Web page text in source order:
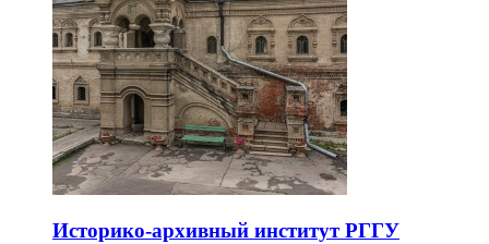
Историко-архивный институт РГГУ